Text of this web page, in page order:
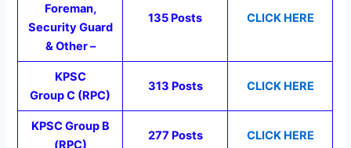
Foreman,
Security Guard
& Other –
135 Posts CLICK HERE
KPSC
Group C (RPC)
313 Posts CLICK HERE
KPSC Group B
(RPC)
277 Posts CLICK HERE